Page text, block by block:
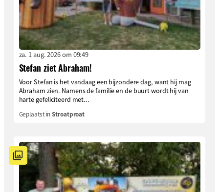
za. 1 aug. 2026 om 09:49
Stefan ziet Abraham!
Voor Stefan is het vandaag een bijzondere dag, want hij mag
Abraham zien. Namens de familie en de buurt wordt hij van
harte gefeliciteerd met...
Geplaatst inStroatproat